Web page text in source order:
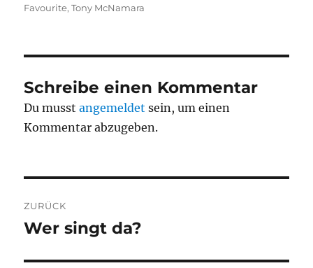
Favourite,Tony McNamara
Schreibe einen Kommentar
Du musstangemeldet sein, um einen
Kommentar abzugeben.
ZURÜCK
Vorheriger
Wer singt da?